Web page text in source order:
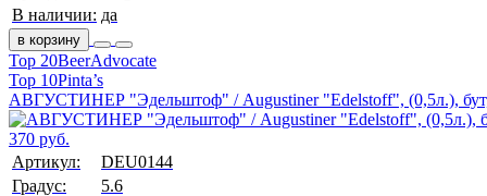
В наличии: да
в корзину
Top 20BeerAdvocate
Top 10Pinta’s
АВГУСТИНЕР "Эдельштоф" / Augustiner "Edelstoff", (0,5л.), бут,
370 руб.
Артикул:
DEU0144
Градус:
5.6